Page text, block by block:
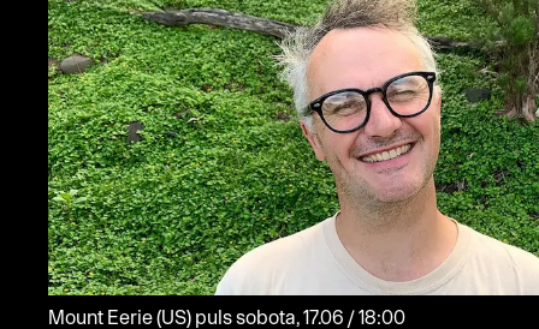
Mount Eerie(US) puls
sobota, 17.06 / 18:00